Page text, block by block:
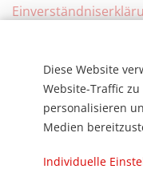
ihr zu.
Diese Website
Website-Traffic
personalisieren
Medien
Individuelle